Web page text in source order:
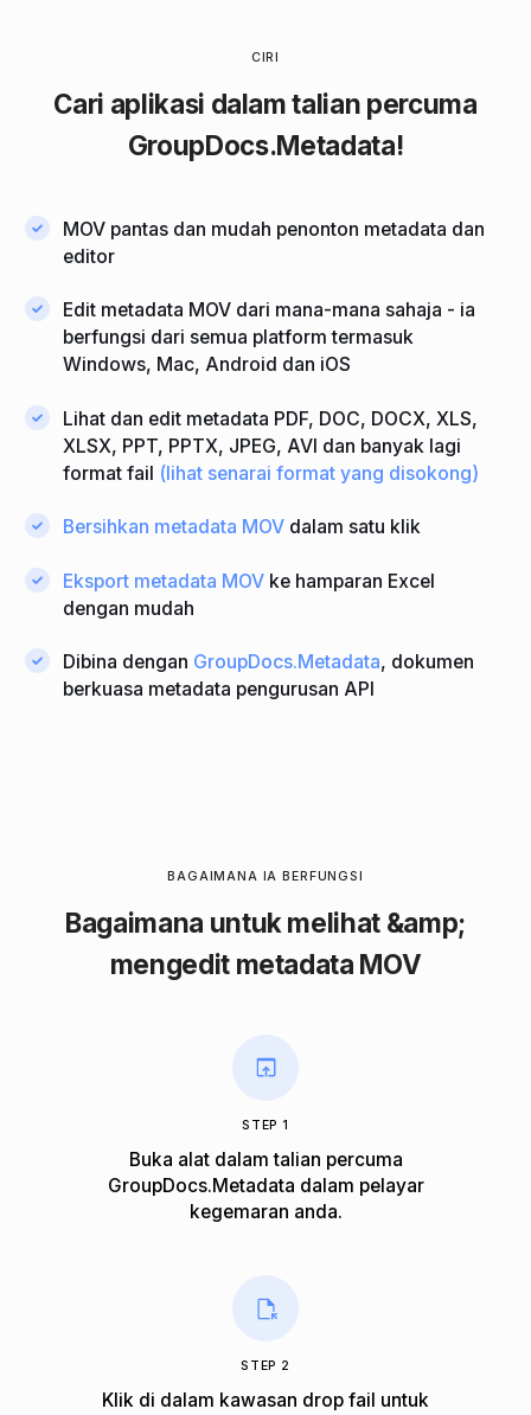
CIRI
Cari aplikasi dalam talian percuma
GroupDocs.Metadata!
MOV pantas dan mudah penonton metadata dan
editor
Edit metadata MOV dari mana-mana sahaja - ia
berfungsi dari semua platform termasuk
Windows, Mac, Android dan iOS
Lihat dan edit metadata PDF, DOC, DOCX, XLS,
XLSX, PPT, PPTX, JPEG, AVI dan banyak lagi
format fail (lihat senarai format yang disokong)
Bersihkan metadata MOV dalam satu klik
Eksport metadata MOV ke hamparan Excel
dengan mudah
Dibina dengan GroupDocs.Metadata, dokumen
berkuasa metadata pengurusan API
BAGAIMANA IA BERFUNGSI
Bagaimana untuk melihat &amp;
mengedit metadata MOV
STEP 1
Buka alat dalam talian percuma
GroupDocs.Metadata dalam pelayar
kegemaran anda.
STEP 2
Klik di dalam kawasan drop fail untuk